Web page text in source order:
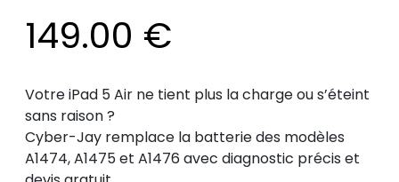
149.00 €
Votre iPad 5 Air ne tient plus la charge ou s’éteint
sans raison ?
Cyber-Jay remplace la batterie des modèles
A1474, A1475 et A1476 avec diagnostic précis et